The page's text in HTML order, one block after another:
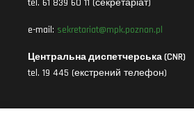
tel. 61 839 60 11 (секретаріат)
e-mail: sekretariat@mpk.poznan.pl
Центральна диспетчерська (CNR)
tel. 19 445 (екстрений телефон)